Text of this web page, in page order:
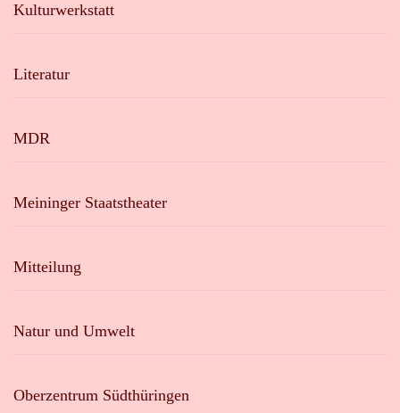
Kulturwerkstatt
Literatur
MDR
Meininger Staatstheater
Mitteilung
Natur und Umwelt
Oberzentrum Südthüringen